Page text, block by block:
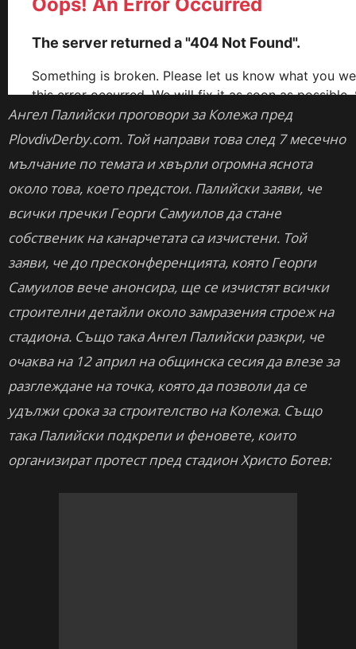
Ангел Палийски проговори за Колежа пред
PlovdivDerby.com. Той направи това след 7 месечно
мълчание по темата и хвърли огромна яснота
около това, което предстои. Палийски заяви, че
всички пречки Георги Самуилов да стане
собственик на канарчетата са изчистени. Той
заяви, че до пресконференцията, която Георги
Самуилов вече анонсира, ще се изчистят всички
строителни детайли около замразения строеж на
стадиона. Също така Ангел Палийски разкри, че
очаква на 12 април на общинска сесия да влезе за
разглеждане на точка, която да позволи да се
удължи срока за строителство на Колежа. Също
така Палийски подкрепи и феновете, които
организират протест пред стадион Христо Ботев: